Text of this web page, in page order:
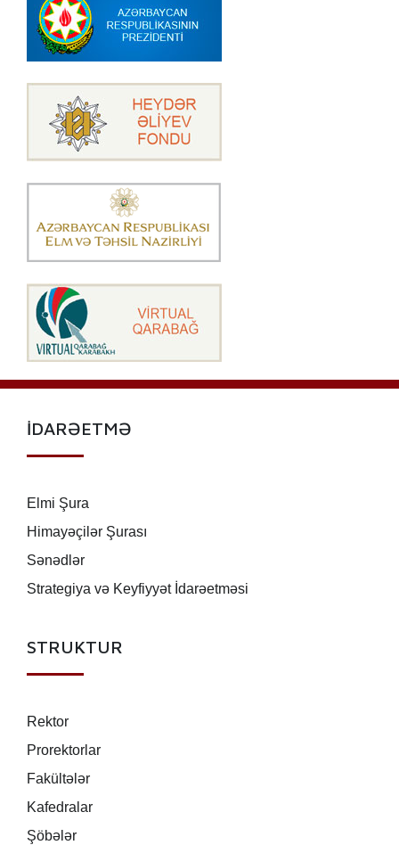
İDARƏETMƏ
Elmi Şura
Himayəçilər Şurası
Sənədlər
Strategiya və Keyfiyyət İdarəetməsi
STRUKTUR
Rektor
Prorektorlar
Fakültələr
Kafedralar
Şöbələr